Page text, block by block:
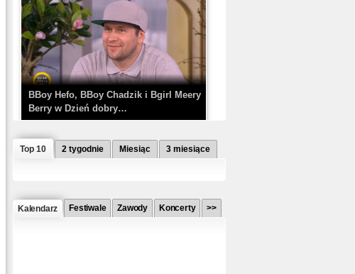
BBoy Hefo, BBoy Chadzik i Bgirl Meery
Berry w Dzień dobry…
Top 10 2 tygodnie Miesiąc 3 miesiące
Kalendarz Festiwale Zawody Koncerty >>